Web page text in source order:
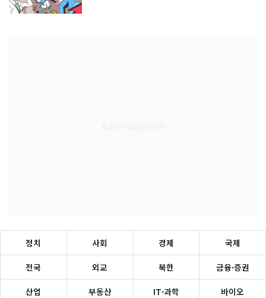
정치 사회 경제 국제
전국 외교 북한 금융·증권
산업 부동산 IT·과학 바이오